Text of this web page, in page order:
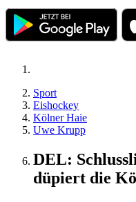
Sport
Eishockey
Kölner Haie
Uwe Krupp
DEL:
düpiert die